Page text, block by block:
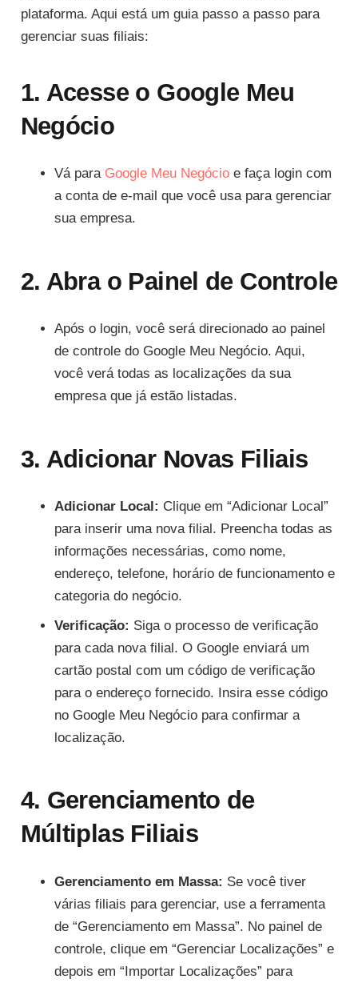
plataforma. Aqui está um guia passo a passo para
gerenciar suas filiais:
1. Acesse o Google Meu
Negócio
Vá para Google Meu Negócio e faça login com
a conta de e-mail que você usa para gerenciar
sua empresa.
2. Abra o Painel de Controle
Após o login, você será direcionado ao painel
de controle do Google Meu Negócio. Aqui,
você verá todas as localizações da sua
empresa que já estão listadas.
3. Adicionar Novas Filiais
Adicionar Local: Clique em “Adicionar Local”
para inserir uma nova filial. Preencha todas as
informações necessárias, como nome,
endereço, telefone, horário de funcionamento e
categoria do negócio.
Verificação: Siga o processo de verificação
para cada nova filial. O Google enviará um
cartão postal com um código de verificação
para o endereço fornecido. Insira esse código
no Google Meu Negócio para confirmar a
localização.
4. Gerenciamento de
Múltiplas Filiais
Gerenciamento em Massa: Se você tiver
várias filiais para gerenciar, use a ferramenta
de “Gerenciamento em Massa”. No painel de
controle, clique em “Gerenciar Localizações” e
depois em “Importar Localizações” para